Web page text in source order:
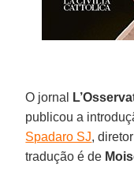
O jornal
publicou a
Spadaro SJ,
tradução é de